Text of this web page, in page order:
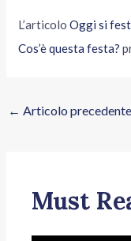
L’articoloOggi si
Cos’è questa festa?
← Articolo precedente
Must